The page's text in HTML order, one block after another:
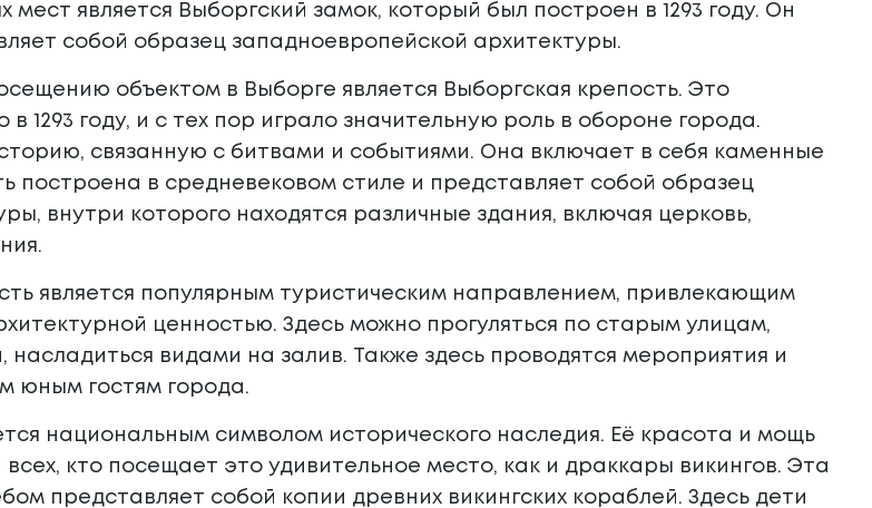
является Выборгский замок, который был построен в 1293 году. Он
собой образец западноевропейской архитектуры.
объектом в Выборге является Выборгская крепость. Это
1293 году, и с тех пор играло значительную роль в обороне города.
связанную с битвами и событиями. Она включает в себя каменные
построена в средневековом стиле и представляет собой образец
внутри которого находятся различные здания, включая церковь,
является популярным туристическим направлением, привлекающим
ценностью. Здесь можно прогуляться по старым улицам,
насладиться видами на залив. Также здесь проводятся мероприятия и
юным гостям города.
национальным символом исторического наследия. Её красота и мощь
кто посещает это удивительное место, как и драккары викингов. Эта
представляет собой копии древних викингских кораблей. Здесь дети